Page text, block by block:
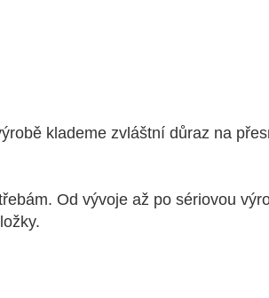
klademe zvláštní důraz na
Od vývoje až po sériovou